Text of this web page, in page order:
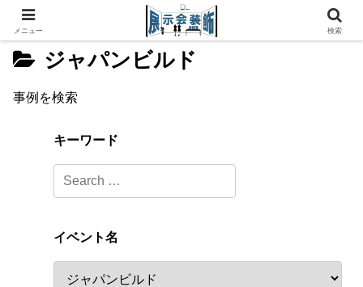
ジャパンビルド
事例を検索
キーワード
イベント名
メニュー 検索